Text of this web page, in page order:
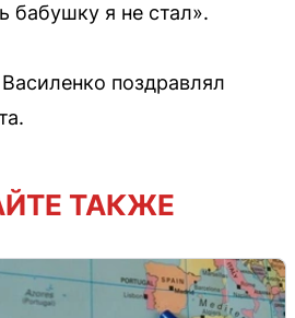
бабушку я не стал».
поздравлял
ТАКЖЕ